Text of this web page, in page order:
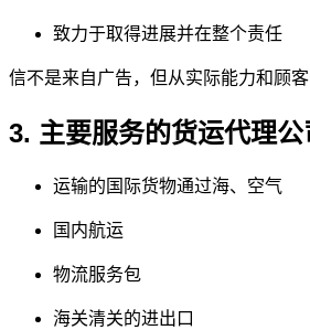
致力于取得进展并在整个责任
信不是来自广告，但从实际能力和顾客
3. 主要服务的货运代理
运输的国际货物通过海、空气
国内航运
物流服务包
海关清关的进出口